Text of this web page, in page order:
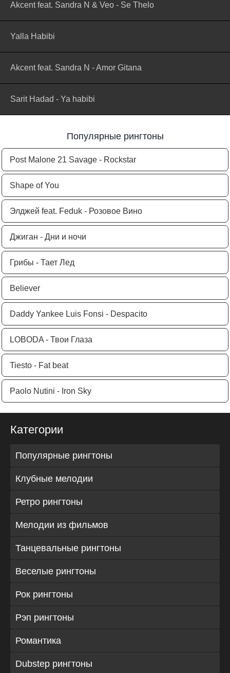
Akcent feat. Sandra N & Veo - Se Thelo
Yalla Habibi
Akcent feat. Sandra N - Amor Gitana
Sarit Hadad - Ya habibi
Популярные рингтоны
Post Malone 21 Savage - Rockstar
Shape of You
Элджей feat. Feduk - Розовое Вино
Джиган - Дни и ночи
Грибы - Тает Лед
Believer
Daddy Yankee Luis Fonsi - Despacito
LOBODA - Твои Глаза
Tiesto - Fat beat
Paolo Nutini - Iron Sky
Категории
Популярные рингтоны
Клубные мелодии
Ретро рингтоны
Мелодии из фильмов
Танцевальные рингтоны
Веселые рингтоны
Рок рингтоны
Рэп рингтоны
Романтика
Dubstep рингтоны